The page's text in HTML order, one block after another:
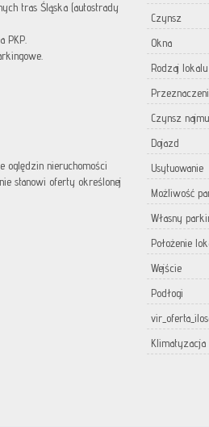
tras Śląska (autostrady
PKP.
oględzin nieruchomości
stanowi oferty określonej
Czynsz
Okna
Rodzaj lokalu
Czynsz
Dojazd
Usytuowanie
Możliwość
Własny
Położenie
Wejście
Podłogi
Klimatyzacja